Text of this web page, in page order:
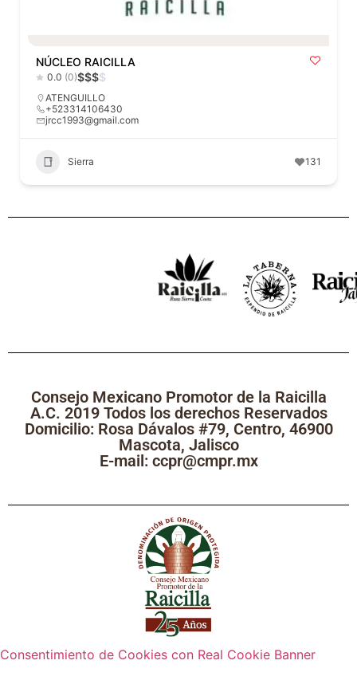
NÚCLEO RAICILLA
0.0 (0)$$$$
ATENGUILLO
+523314106430
jrcc1993@gmail.com
Sierra 131
Consejo Mexicano Promotor de la Raicilla
A.C. 2019 Todos los derechos Reservados
Domicilio: Rosa Dávalos #79, Centro, 46900
Mascota, Jalisco
E-mail: ccpr@cmpr.mx
Consentimiento de Cookies con Real Cookie Banner